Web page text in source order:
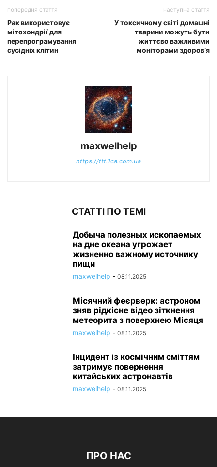
попередня стаття
Рак використовує
мітохондрії для
перепрограмування
сусідніх клітин
наступна стаття
У токсичному світі домашні
тварини можуть бути
життєво важливими
моніторами здоров’я
maxwelhelp
https://ttt.1ca.com.ua
СТАТТІ ПО ТЕМІ
Добыча полезных ископаемых
на дне океана угрожает
жизненно важному источнику
пищи
maxwelhelp - 08.11.2025
Місячний феєрверк: астроном
зняв рідкісне відео зіткнення
метеорита з поверхнею Місяця
maxwelhelp - 08.11.2025
Інцидент із космічним сміттям
затримує повернення
китайських астронавтів
maxwelhelp - 08.11.2025
ПРО НАС